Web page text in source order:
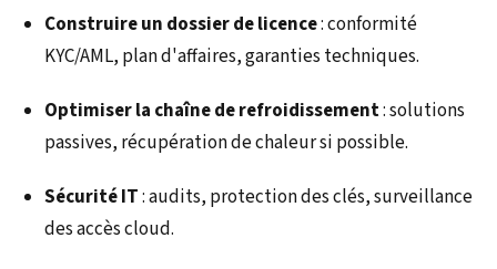
Construire un dossier de licence: conformité
KYC/AML, plan d'affaires, garanties techniques.
Optimiser la chaîne de refroidissement: solutions
passives, récupération de chaleur si possible.
Sécurité IT: audits, protection des clés, surveillance
des accès cloud.